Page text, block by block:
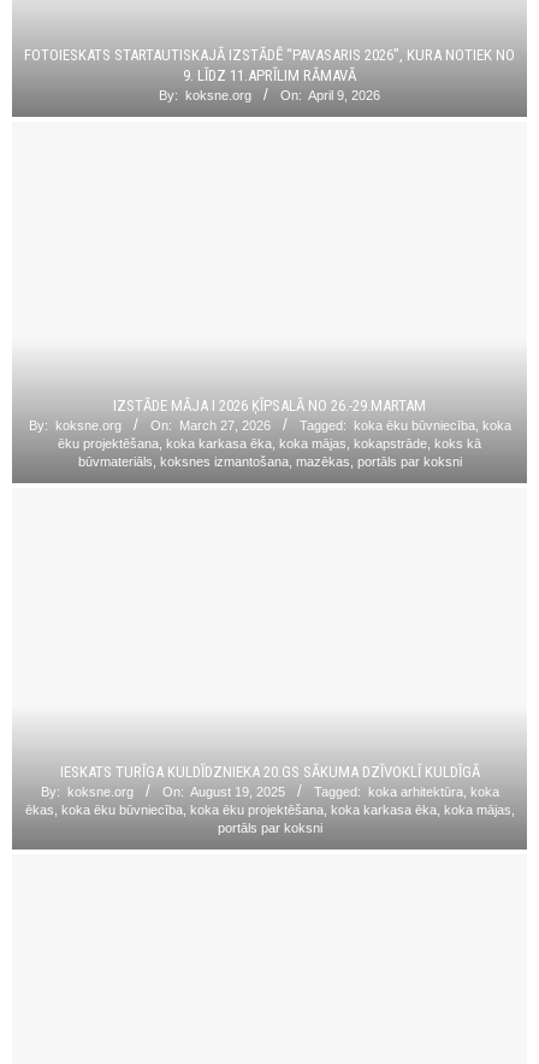
FOTOIESKATS STARTAUTISKAJĀ IZSTĀDĒ “PAVASARIS 2026”, KURA NOTIEK NO
9. LĪDZ 11.APRĪLIM RĀMAVĀ
By: koksne.org On: April 9, 2026
IZSTĀDE MĀJA I 2026 ĶĪPSALĀ NO 26.-29.MARTAM
By: koksne.org On: March 27, 2026 Tagged: koka ēku būvniecība
koka
ēku projektēšana koka karkasa ēka koka mājas kokapstrāde koks kā
būvmateriāls koksnes izmantošana, mazēkas portāls par koksni
IESKATS TURĪGA KULDĪDZNIEKA 20.GS SĀKUMA DZĪVOKLĪ KULDĪGĀ
By: koksne.org On: August 19, 2025 Tagged: koka arhitektūra
koka
ēkas koka ēku būvniecība, koka ēku projektēšana, koka karkasa ēka, koka mājas
portāls par koksni